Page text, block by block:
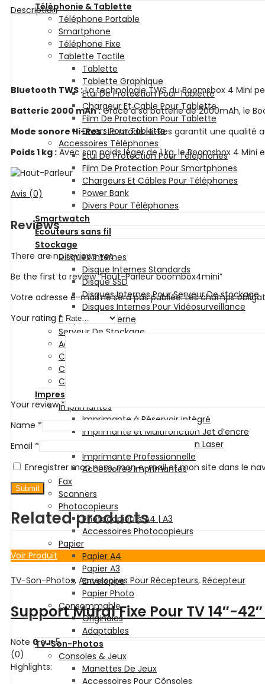
Téléphonie & Tablette
Téléphone Portable
Smartphone
Téléphone Fixe
Tablette Tactile
Tablette
Tablette Graphique
Etui De Protection Pour Tablette
Chargeur Et Cable Pour Tablette
Film De Protection Pour Tablette
Divers Pour Tablette
Accessoires Téléphones
Etui De Protection Pour Téléphones
Film De Protection Pour Smartphones
Chargeurs Et Câbles Pour Téléphones
Power Bank
Divers Pour Téléphones
Smartwatch
Écouteurs sans fil
Stockage
Disques Internes
Disque Internes Standards
Disque SSD
Disques Internes Pour Serveur De stockage
Disques Internes Pour Vidéosurveillance
Disque Dur Externe
Serveur De Stockage
Accessoires Pour Stockage
Clé USB
Carte Mémoire
CD et DVD Vierge
Impression
Imprimantes
Imprimante à Réservoir intégré
Imprimante et Multifonction Jet d’encre
Imprimante et Multifonction Laser
Imprimante Professionnelle
Accessoires Imprimantes
Fax
Scanners
Photocopieurs
Photocopieurs A4 | A3
Accessoires Photocopieurs
Papier
Papier A4
Papier A3
Enveloppe
Papier Photo
Consommable
Originales
Adaptables
TV-Son-Photos
Consoles & Jeux
Manettes De Jeux
Accessoires Pour Cônsoles
Description
Bluetooth TWS :La technologie TWS du Boomsbox 4 Mini
Batterie 2000 mAh :Grâce à sa batterie de 2000mAh, le
Mode sonore Hi-Res :Le mode Hi-Res garantit une qualité
Poids 1 kg : Avec son poids léger de 1 kg, le Boomsbox 4
Avis (0)
Reviews
There are no reviews yet.
Be the first to review “Haut-Parleur boombox4mini”
Votre adresse e-mail ne sera pas publiée. Les champs
Your rating *
Your review*
Name *
Email *
Enregistrer mon nom, mon e-mail et mon site dans le
Related products
Voir Produit
TV-Son-Photos, Accessoires Pour Récepteurs, Récepteur
Support Mural Fixe Pour TV 14″-42″
Note 0sur 5
(0)
Highlights: